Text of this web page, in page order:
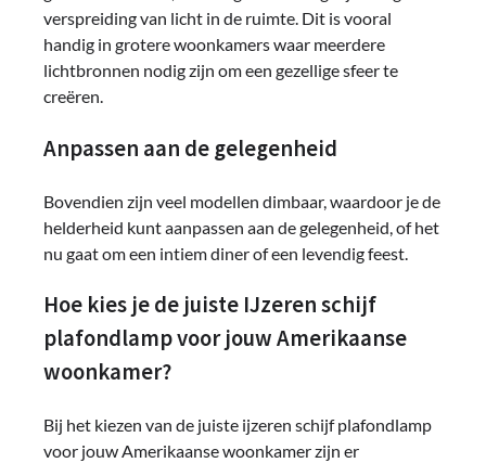
verspreiding van licht in de ruimte. Dit is vooral
handig in grotere woonkamers waar meerdere
lichtbronnen nodig zijn om een gezellige sfeer te
creëren.
Anpassen aan de gelegenheid
Bovendien zijn veel modellen dimbaar, waardoor je de
helderheid kunt aanpassen aan de gelegenheid, of het
nu gaat om een intiem diner of een levendig feest.
Hoe kies je de juiste IJzeren schijf
plafondlamp voor jouw Amerikaanse
woonkamer?
Bij het kiezen van de juiste ijzeren schijf plafondlamp
voor jouw Amerikaanse woonkamer zijn er